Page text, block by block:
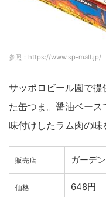
参照：https://www.sp-mall.jp/
サッポロビール園で
た缶つま。醤油ベース
味付けしたラム肉の味
販売店 ガーデ
価格 648円